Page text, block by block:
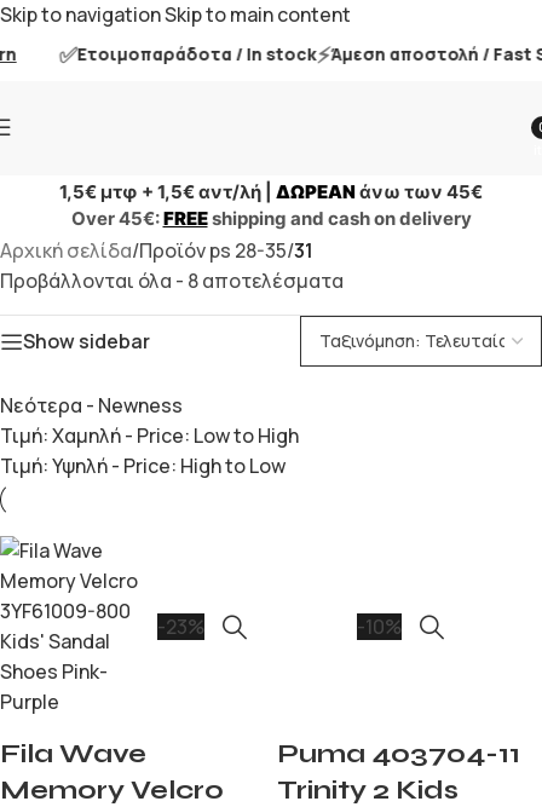
Skip to navigationSkip to main content
✅Ετοιμοπαράδοτα / In stock⚡Άμεση αποστολή / Fast
1,5€ μτφ + 1,5€ αντ/λή | ΔΩΡΕΑΝάνω των 45€
Over 45€:FREEshipping and cash on delivery
Αρχική σελίδα/Προϊόν ps 28-35/31
Προβάλλονται όλα - 8 αποτελέσματα
Show sidebar
Νεότερα - Newness
Τιμή: Χαμηλή - Price: Low to High
Τιμή: Υψηλή - Price: High to Low
-23%
Fila Wave
Memory Velcro
-10%
Puma 403704-11
Trinity 2 Kids